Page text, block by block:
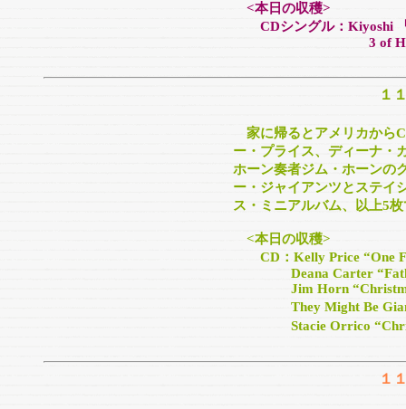
<本日の収穫>
CDシングル：Kiyoshi
3 of Hearts “The
１
家に帰るとアメリカから
ー・プライス、ディーナ・
ホーン奏者ジム・ホーンの
ー・ジャイアンツとステイ
ス・ミニアルバム、以上5
<本日の収穫>
CD：Kelly Price “One
Deana Carter
Jim Horn “Christmas
They Might Be Giants
Stacie Orrico
１